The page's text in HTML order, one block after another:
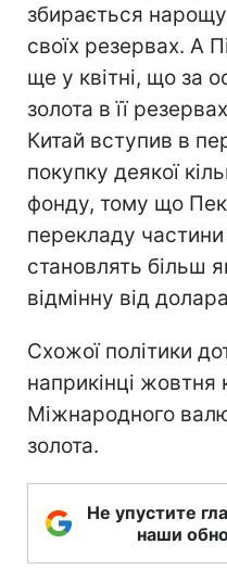
збирається
своїх резервах. А
ще у квітні, що за
золота в її
Китай вступив в
покупку деякої
фонду, тому що
перекладу частини
становлять більш
відмінну від
Схожої політики
наприкінці жовтня
Міжнародного
золота.
Не упустите
наши